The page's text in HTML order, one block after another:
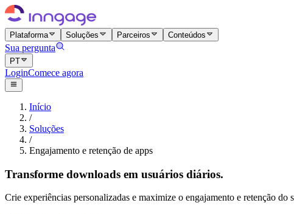
Plataforma Soluções Parceiros Conteúdos
Sua pergunta
PT
LoginComece agora
Início
/
Soluções
/
Engajamento e retenção de apps
Transforme downloads em usuários diários.
Crie experiências personalizadas e maximize o engajamento e retenção